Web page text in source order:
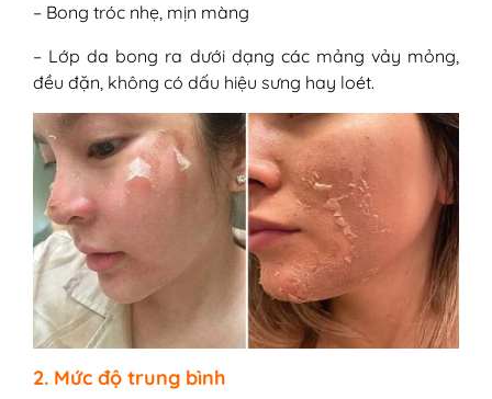
– Bong tróc nhẹ, mịn màng
– Lớp da bong ra dưới dạng các mảng vảy mỏng,
đều đặn, không có dấu hiệu sưng hay loét.
2. Mức độ trung bình